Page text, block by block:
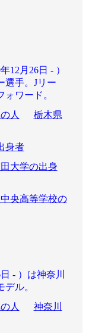
12月26日 - ）
選手。Jリー
ワード。
人
栃木県
身者
大学の出身
央高等学校の
- ）は神奈川
ル。
人
神奈川